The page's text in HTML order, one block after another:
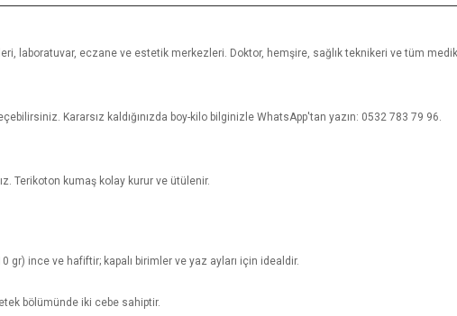
laboratuvar, eczane ve estetik merkezleri. Doktor, hemşire, sağlık teknikeri ve tüm
Kararsız kaldığınızda boy-kilo bilginizle WhatsApp'tan yazın: 0532 783 79 96.
Terikoton kumaş kolay kurur ve ütülenir.
gr) ince ve hafiftir; kapalı birimler ve yaz ayları için idealdir.
bölümünde iki cebe sahiptir.